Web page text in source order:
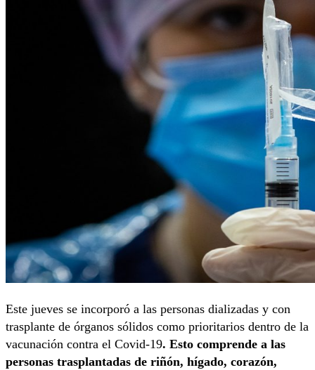
Este jueves se incorporó a las personas dializadas y con
trasplante de órganos sólidos como prioritarios dentro de la
vacunación contra el Covid-19. Esto comprende a las
personas trasplantadas de riñón, hígado, corazón,